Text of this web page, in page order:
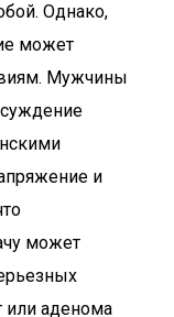
Однако,
может
Мужчины
и
может
или аденома